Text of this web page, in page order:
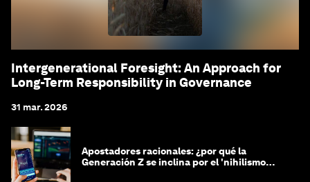
Intergenerational Foresight: An Approach for
Long-Term Responsibility in Governance
31 mar. 2026
Apostadores racionales: ¿por qué la
Generación Z se inclina por el 'nihilismo